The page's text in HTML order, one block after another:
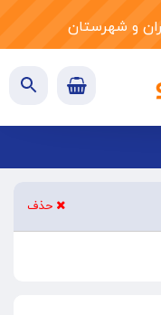
و شهرستان
حذف